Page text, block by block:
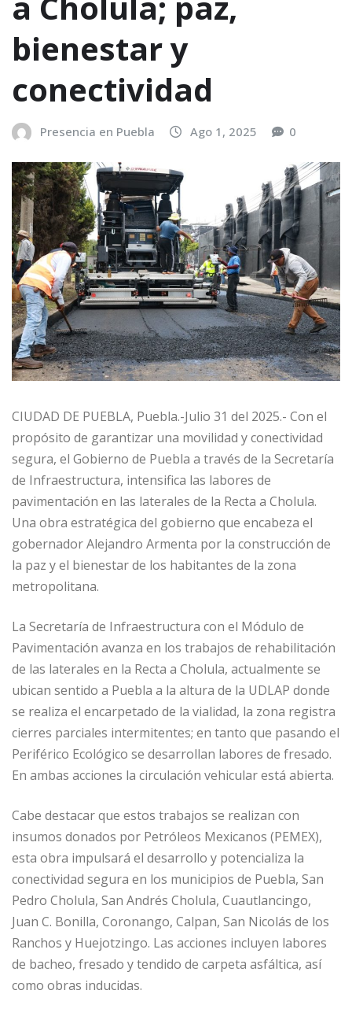
bienestar y
conectividad
Presencia en Puebla Ago 1, 2025 0
CIUDAD DE PUEBLA, Puebla.-Julio 31 del 2025.- Con el
propósito de garantizar una movilidad y conectividad
segura, el Gobierno de Puebla a través de la Secretaría
de Infraestructura, intensifica las labores de
pavimentación en las laterales de la Recta a Cholula.
Una obra estratégica del gobierno que encabeza el
gobernador Alejandro Armenta por la construcción de
la paz y el bienestar de los habitantes de la zona
metropolitana.
La Secretaría de Infraestructura con el Módulo de
Pavimentación avanza en los trabajos de rehabilitación
de las laterales en la Recta a Cholula, actualmente se
ubican sentido a Puebla a la altura de la UDLAP donde
se realiza el encarpetado de la vialidad, la zona registra
cierres parciales intermitentes; en tanto que pasando el
Periférico Ecológico se desarrollan labores de fresado.
En ambas acciones la circulación vehicular está abierta.
Cabe destacar que estos trabajos se realizan con
insumos donados por Petróleos Mexicanos (PEMEX),
esta obra impulsará el desarrollo y potencializa la
conectividad segura en los municipios de Puebla, San
Pedro Cholula, San Andrés Cholula, Cuautlancingo,
Juan C. Bonilla, Coronango, Calpan, San Nicolás de los
Ranchos y Huejotzingo. Las acciones incluyen labores
de bacheo, fresado y tendido de carpeta asfáltica, así
como obras inducidas.